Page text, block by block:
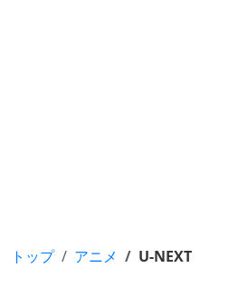
トップ アニメ U-NEXT